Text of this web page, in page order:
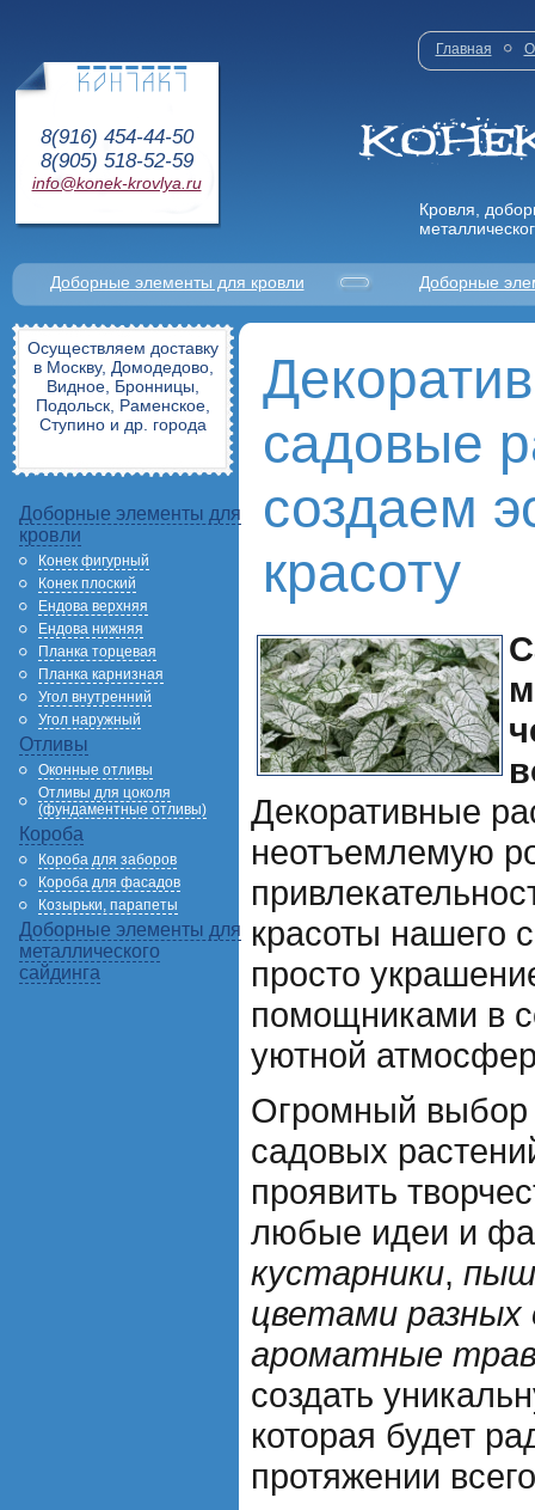
8(916) 454-44-50
8(905) 518-52-59
info@konek-krovlya.ru
Главная О
Кровля,
Доборные элементы для кровли Доборные
Осуществляем доставку
в Москву, Домодедово,
Видное, Бронницы,
Подольск, Раменское,
Ступино и др. города
Доборные элементы для
кровли
Конек фигурный
Конек плоский
Ендова верхняя
Ендова нижняя
Планка торцевая
Планка карнизная
Угол внутренний
Угол наружный
Отливы
Оконные отливы
Отливы для цоколя
(фундаментные отливы)
Короба
Короба для заборов
Короба для фасадов
Козырьки, парапеты
Доборные элементы для
металлического
сайдинга
садовые
создаем
красоту
Декоративные
неотъемлемую
красоты нашего
просто
помощниками в
уютной
Огромный выбор
садовых
проявить
любые идеи и
кустарники,
цветами
ароматные
создать
которая будет
протяжении